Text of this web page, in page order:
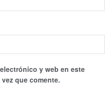
y web en este
que comente.